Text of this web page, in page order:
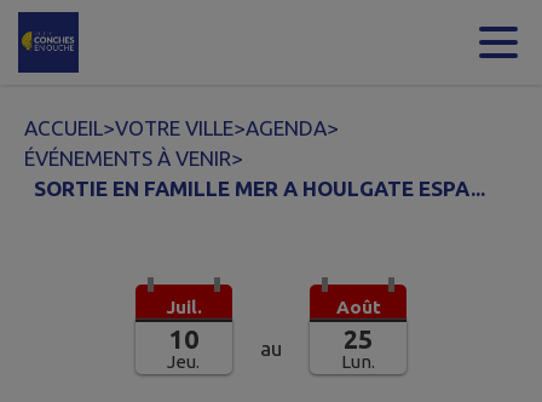
Contenu
ACCUEIL>VOTRE VILLE>AGENDA>
ÉVÉNEMENTS À VENIR>
SORTIE EN FAMILLE MER A HOULGATE ESPA...
Juil.
10
Jeu.
au
Août
25
Lun.